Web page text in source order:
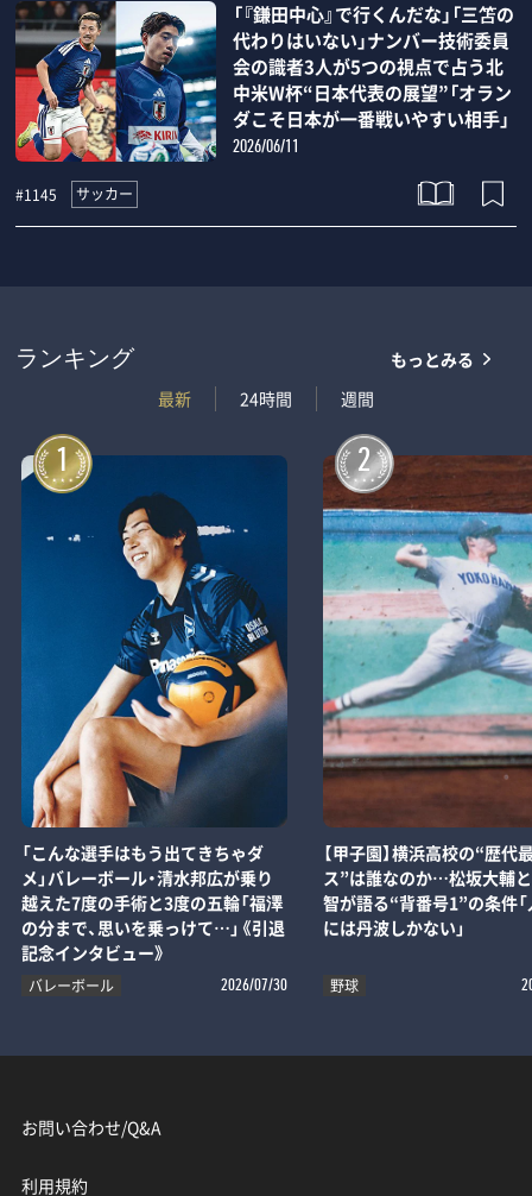
「『鎌田中心』で行くんだな」「三笘の
代わりはいない」ナンバー技術委員
会の識者3人が5つの視点で占う北
中米W杯“日本代表の展望”「オラン
ダこそ日本が一番戦いやすい相手」
2026/06/11
#1145 サッカー
ランキング
最新
24時間 週間
もっとみる
1
「こんな選手はもう出てきちゃダ
メ」バレーボール・清水邦広が乗り
越えた7度の手術と3度の五輪「福澤
の分まで、思いを乗っけて…」《引退
記念インタビュー》
バレーボール 2026/07/30
2
【甲子園】横浜高校の“歴代
ス”は誰なのか…松坂大輔
智が語る“背番号1”の条件
には丹波しかない」
野球
お問い合わせ/Q&A
利用規約